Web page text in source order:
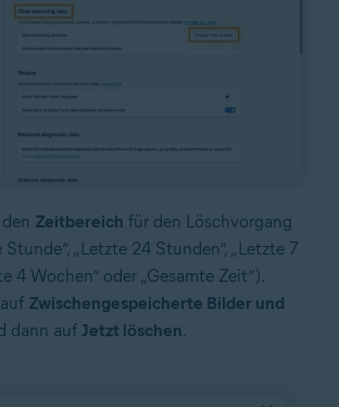
Zeitbereich für den Löschvorgang
Stunde“, „Letzte 24 Stunden“, „Letzte 7
4 Wochen“ oder „Gesamte Zeit“).
Zwischengespeicherte Bilder und
dann auf Jetzt löschen.